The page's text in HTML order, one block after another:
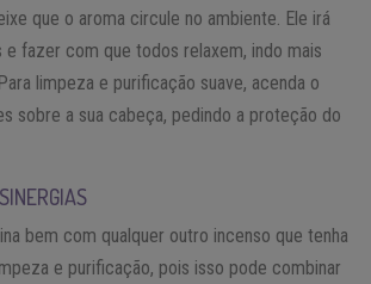
que o aroma circule no ambiente. Ele irá
e fazer com que todos relaxem, indo mais
limpeza e purificação suave, acenda o
sobre a sua cabeça, pedindo a proteção do
bem com qualquer outro incenso que tenha
e purificação, pois isso pode combinar